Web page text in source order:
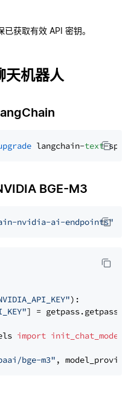
获取有效 API 密钥。
天机器人
langchain-text
BGE-M3
nvidia-ai-endpoints"
):
] = getpass.getpass(
import init_chat_model
bge-m3" , model_provider=